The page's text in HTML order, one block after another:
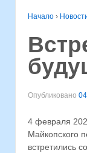
Начало ›
Опубликовано
4 февраля
Майкопского
встретились